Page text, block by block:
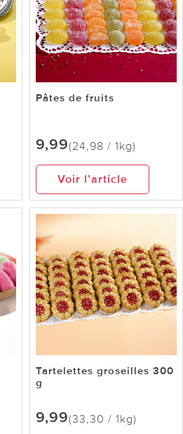
Pâtes de fruits
9,99(24,98 / 1kg)
Voir l’article
Tartelettes groseilles 300
g
9,99(33,30 / 1kg)